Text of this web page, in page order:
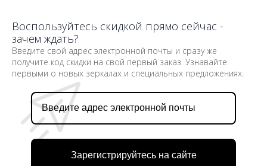
Воспользуйтесь скидкой прямо сейчас -
зачем ждать?
Введите свой адрес электронной почты и сразу же
получите код скидки на свой первый заказ. Узнавайте
первыми о новых зеркалах и специальных предложениях.
Зарегистрируйтесь на сайте